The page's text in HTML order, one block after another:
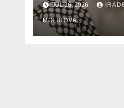
JUL 16, 2026
MƏLIKOVA